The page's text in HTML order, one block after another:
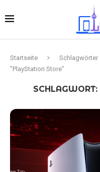
Startseite Schlagwörter
"PlayStation Store"
SCHLAGWORT: